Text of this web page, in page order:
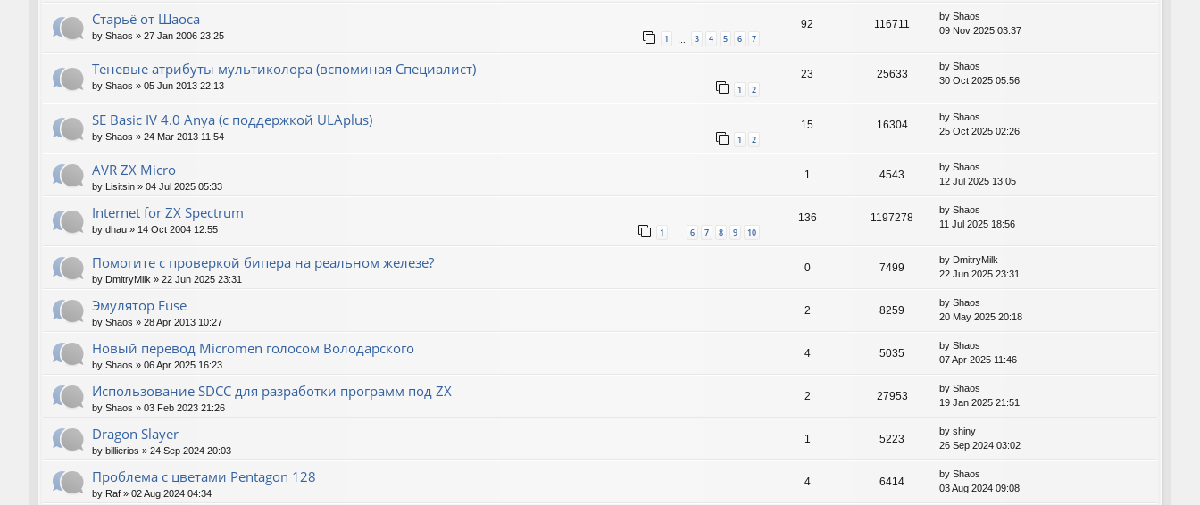
Старьё от Шаоса
by Shaos » 27 Jan 2006 23:25 1 … 3 4 5 6 7
92 116711
by Shaos
09 Nov 2025 03:37
Теневые атрибуты мультиколора (вспоминая Специалист)
by Shaos » 05 Jun 2013 22:13 1 2
23 25633
by Shaos
30 Oct 2025 05:56
SE Basic IV 4.0 Anya (с поддержкой ULAplus)
by Shaos » 24 Mar 2013 11:54 1 2
15 16304
by Shaos
25 Oct 2025 02:26
AVR ZX Micro
by Lisitsin » 04 Jul 2025 05:33
1 4543
by Shaos
12 Jul 2025 13:05
Internet for ZX Spectrum
by dhau » 14 Oct 2004 12:55 1 6 7 8 9 10
136 1197278
by Shaos
11 Jul 2025 18:56
Помогите с проверкой бипера на реальном железе?
by DmitryMilk » 22 Jun 2025 23:31
0 7499
by DmitryMilk
22 Jun 2025 23:31
Эмулятор Fuse
by Shaos » 28 Apr 2013 10:27
2 8259
by Shaos
20 May 2025 20:18
Новый перевод Micromen голосом Володарского
by Shaos » 06 Apr 2025 16:23
4 5035
by Shaos
07 Apr 2025 11:46
Использование SDCC для разработки программ под ZX
by Shaos » 03 Feb 2023 21:26
2 27953
by Shaos
19 Jan 2025 21:51
Dragon Slayer
by billierios » 24 Sep 2024 20:03
1 5223
by shiny
26 Sep 2024 03:02
Проблема с цветами Pentagon 128
by Raf » 02 Aug 2024 04:34
4 6414
by Shaos
03 Aug 2024 09:08